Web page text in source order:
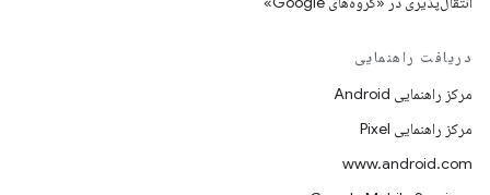
دریافت راهنمایی
مرکز راهنمایی Android
مرکز راهنمایی Pixel
www.android.com